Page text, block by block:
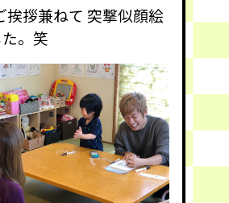
挨拶兼ねて 突撃似顔絵
。笑